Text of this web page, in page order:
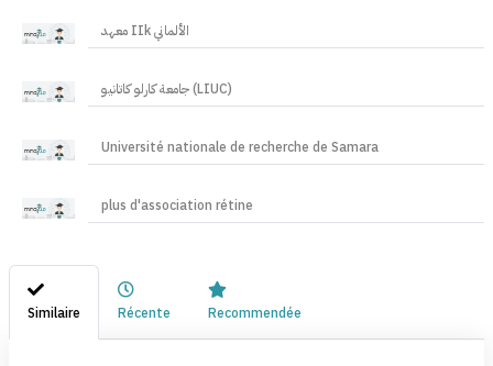
معهد IIk الألماني
جامعة كارلو كاتانيو (LIUC)
Université nationale de recherche de Samara
plus d'association rétine
Similaire Récente Recommendée